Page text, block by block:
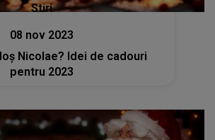
Stiri
08 nov 2023
Nicolae? Idei de cadouri
pentru 2023